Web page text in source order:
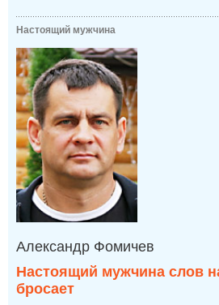
Настоящий мужчина
Александр Фомичев
Настоящий мужчина слов
бросает